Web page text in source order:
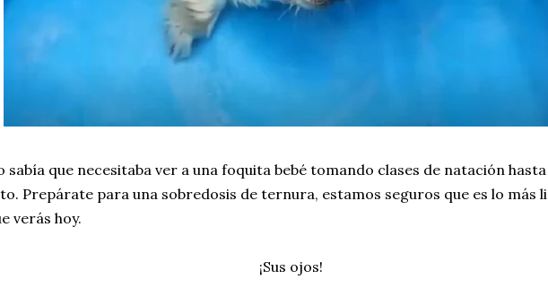
sabía que necesitaba ver a una foquita bebé tomando clases de natación
Prepárate para una sobredosis de ternura, estamos seguros que es lo más
verás hoy.
¡Sus ojos!